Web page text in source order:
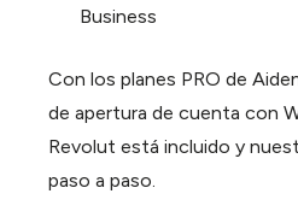
Business
Con los planes PRO de
de apertura de cuenta con
Revolut está incluido y
paso a paso.